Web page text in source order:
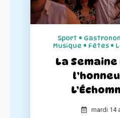
Sport •
Musique • Fêtes •
La
mardi 14